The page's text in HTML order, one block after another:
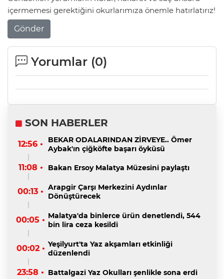
içermemesi gerektiğini okurlarımıza önemle hatırlatırız!
Gönder
Yorumlar (0)
SON HABERLER
12:56 •
BEKAR ODALARINDAN ZİRVEYE.. Ömer
Aybak'ın çiğköfte başarı öyküsü
11:08 • Bakan Ersoy Malatya Müzesini paylaştı
00:13 • Arapgir Çarşı Merkezini Aydınlar
Dönüştürecek
00:05 • Malatya'da binlerce ürün denetlendi, 544
bin lira ceza kesildi
00:02 • Yeşilyurt'ta Yaz akşamları etkinliği
düzenlendi
23:58 • Battalgazi Yaz Okulları şenlikle sona erdi